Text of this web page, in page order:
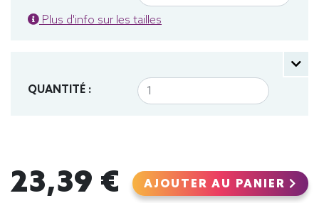
Plus d'info sur les tailles
QUANTITÉ :
23,39 € AJOUTER AU PANIER